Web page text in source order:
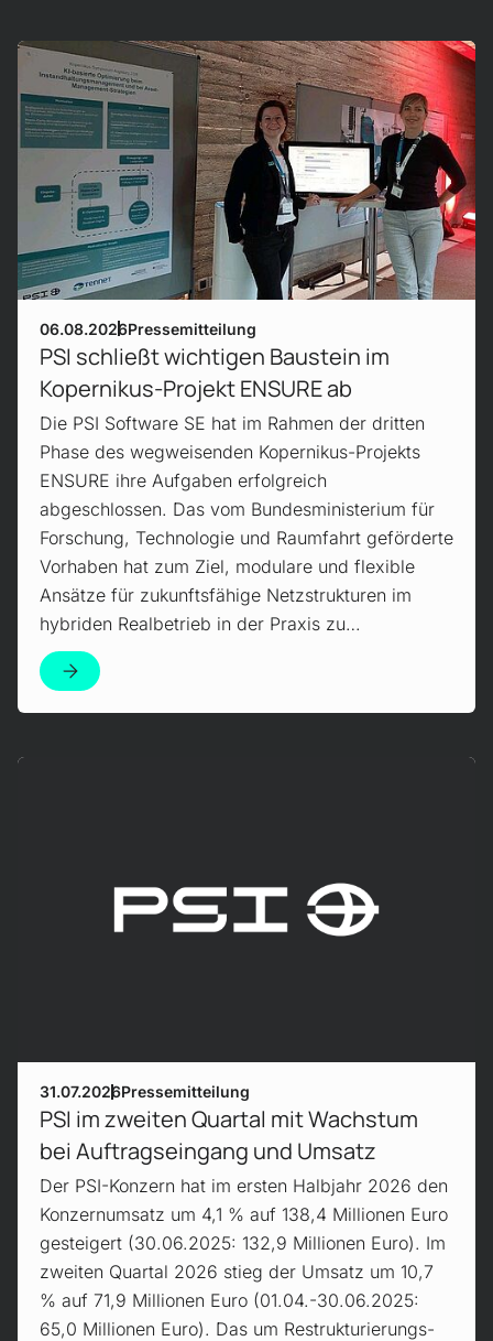
06.08.2026Pressemitteilung
PSI schließt wichtigen Baustein im
Kopernikus-Projekt ENSURE ab
Die PSI Software SE hat im Rahmen der dritten
Phase des wegweisenden Kopernikus-Projekts
ENSURE ihre Aufgaben erfolgreich
abgeschlossen. Das vom Bundesministerium für
Forschung, Technologie und Raumfahrt geförderte
Vorhaben hat zum Ziel, modulare und flexible
Ansätze für zukunftsfähige Netzstrukturen im
hybriden Realbetrieb in der Praxis zu…
Mehr erfahren!
31.07.2026Pressemitteilung
PSI im zweiten Quartal mit Wachstum
bei Auftragseingang und Umsatz
Der PSI-Konzern hat im ersten Halbjahr 2026 den
Konzernumsatz um 4,1 % auf 138,4 Millionen Euro
gesteigert (30.06.2025: 132,9 Millionen Euro). Im
zweiten Quartal 2026 stieg der Umsatz um 10,7
% auf 71,9 Millionen Euro (01.04.-30.06.2025:
65,0 Millionen Euro). Das um Restrukturierungs-